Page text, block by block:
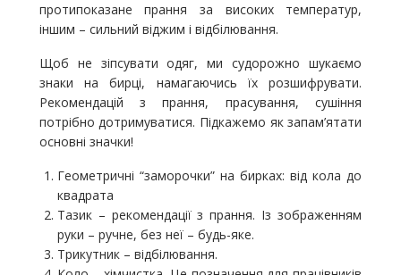
протипоказане прання за високих температур,
іншим – сильний віджим і відбілювання.
Щоб не зіпсувати одяг, ми судорожно шукаємо
знаки на бирці, намагаючись їх розшифрувати.
Рекомендацій з прання, прасування, сушіння
потрібно дотримуватися. Підкажемо як запам’ятати
основні значки!
Геометричні “заморочки” на бирках: від кола до
квадрата
Тазик – рекомендації з прання. Із зображенням
руки – ручне, без неї – будь-яке.
Трикутник – відбілювання.